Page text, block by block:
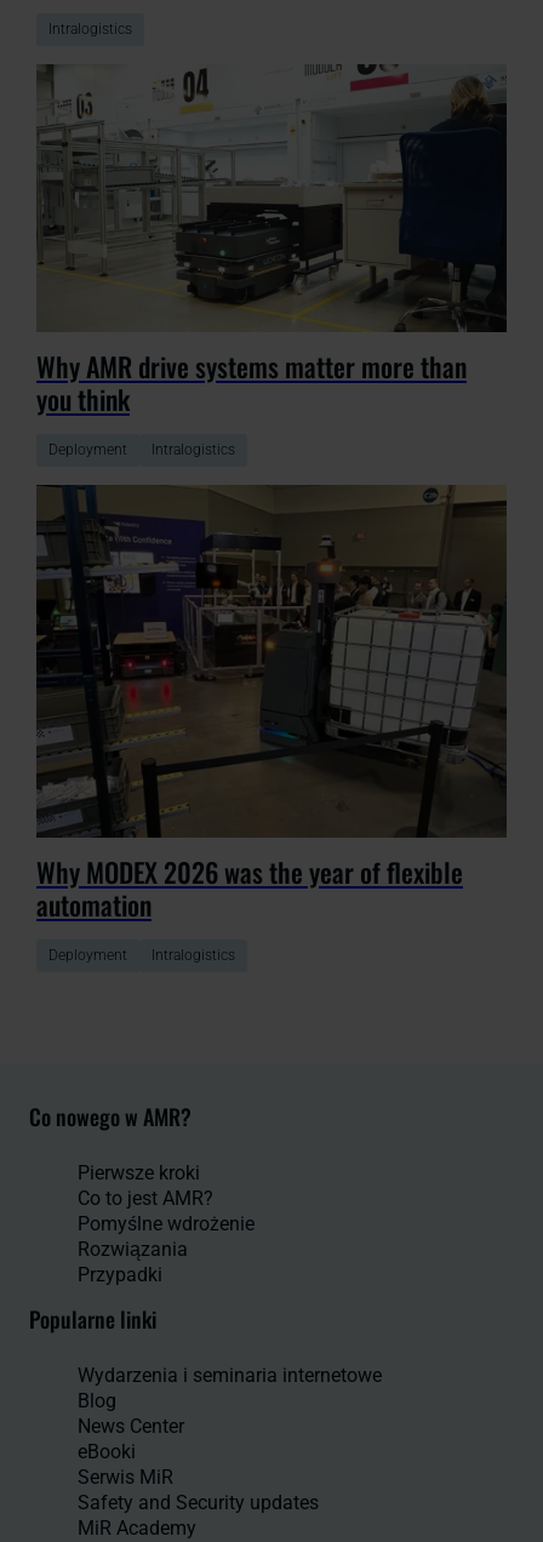
Intralogistics
Why AMR drive systems matter more than
you think
Deployment Intralogistics
Why MODEX 2026 was the year of flexible
automation
Deployment Intralogistics
Co nowego w AMR?
Pierwsze kroki
Co to jest AMR?
Pomyślne wdrożenie
Rozwiązania
Przypadki
Popularne linki
Wydarzenia i seminaria internetowe
Blog
News Center
eBooki
Serwis MiR
Safety and Security updates
MiR Academy